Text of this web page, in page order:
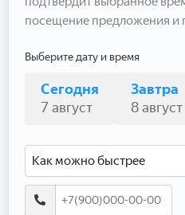
посещение предложения и
Выберите дату и время
Сегодня
7 август
Завтра
8 август
Как можно быстрее